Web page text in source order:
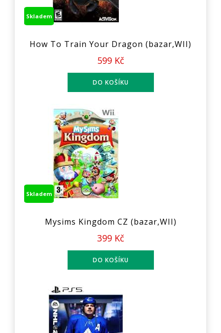
Skladem
How To Train Your Dragon (bazar,WII)
599 Kč
Skladem
Mysims Kingdom CZ (bazar,WII)
399 Kč